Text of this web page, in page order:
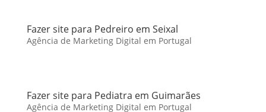
Fazer site para Pedreiro em Seixal
Agência de Marketing Digital em Portugal
Fazer site para Pediatra em Guimarães
Agência de Marketing Digital em Portugal